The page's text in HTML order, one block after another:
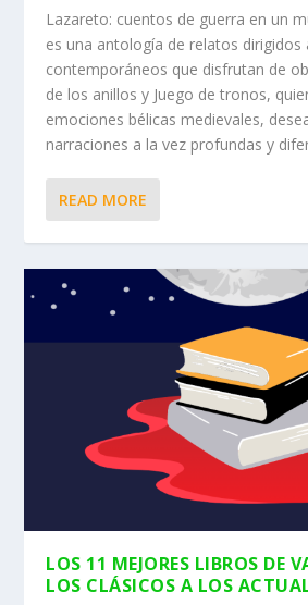
Lazareto: cuentos de guerra en un
es una antología de relatos dirigidos
contemporáneos que disfrutan de
de los anillos y Juego de tronos,
emociones bélicas medievales,
narraciones a la vez profundas y
READ MORE
LOS 11 MEJORES LIBROS DE
LOS CLÁSICOS A LOS